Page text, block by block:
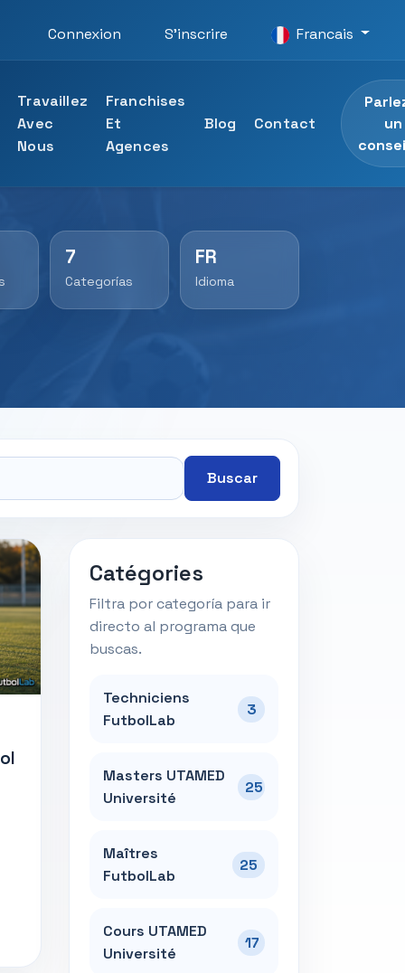
Connexion S'inscrire Francais
UTAMED
UTAMED
professionnelles
Travaillez
Avec
Nous
Franchises
Et
Agences
Blog Contact
un
7
Categorías
FR
Idioma
Buscar
Catégories
Filtra por categoría para ir
directo al programa que
buscas.
Techniciens
FutbolLab
3
Masters UTAMED
Université
25
Maîtres
FutbolLab
25
Cours UTAMED
Université
17